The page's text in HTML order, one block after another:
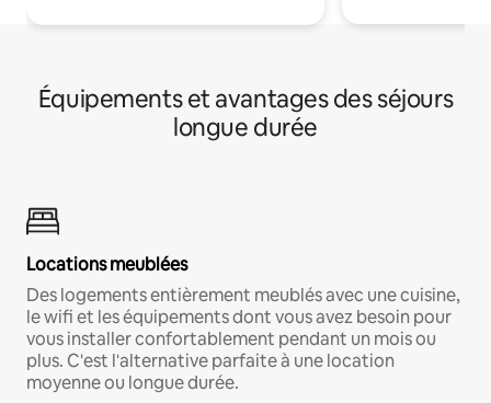
Équipements et avantages des séjours
longue durée
Locations meublées
Des logements entièrement meublés avec une cuisine,
le wifi et les équipements dont vous avez besoin pour
vous installer confortablement pendant un mois ou
plus. C'est l'alternative parfaite à une location
moyenne ou longue durée.